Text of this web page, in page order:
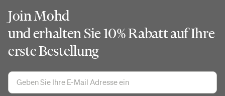
Join Mohd
und erhalten Sie 10% Rabatt auf Ihre
erste Bestellung